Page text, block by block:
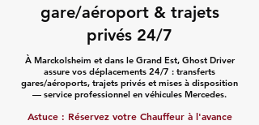
gare/aéroport & trajets
privés 24/7
À Marckolsheim et dans le Grand Est, Ghost Driver
assure vos déplacements 24/7 : transferts
gares/aéroports, trajets privés et mises à disposition
— service professionnel en véhicules Mercedes.
Astuce : Réservez votre Chauffeur à l'avance